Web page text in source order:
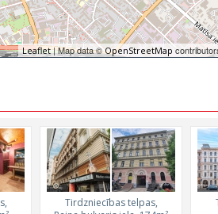
Leaflet| Map data ©OpenStreetMap
Tirdzniecības telpas,